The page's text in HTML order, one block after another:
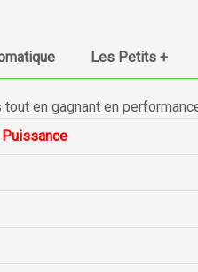
Les Petits +
en gagnant en
Puissance